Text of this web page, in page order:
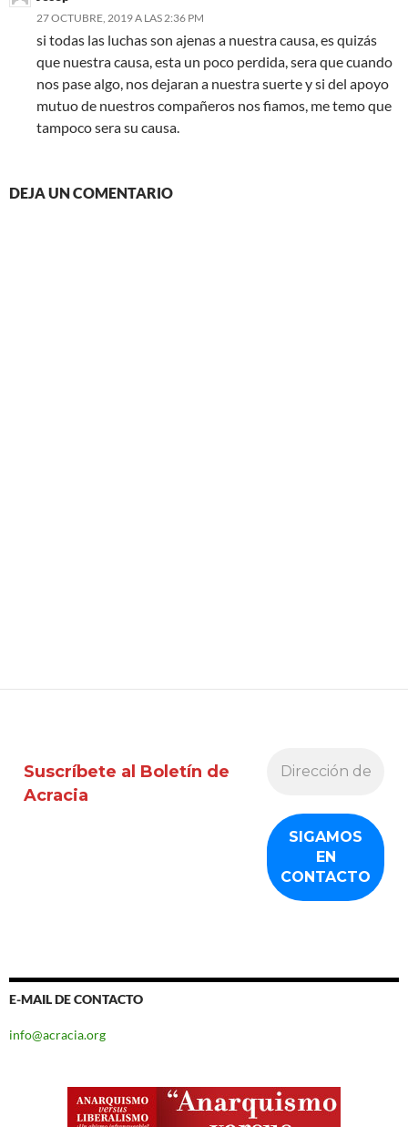
27 OCTUBRE, 2019 A LAS 2:36 PM
si todas las luchas son ajenas a nuestra causa, es quizás
que nuestra causa, esta un poco perdida, sera que cuando
nos pase algo, nos dejaran a nuestra suerte y si del apoyo
mutuo de nuestros compañeros nos fiamos, me temo que
tampoco sera su causa.
DEJA UN COMENTARIO
Suscríbete al Boletín de
Acracia
E-MAIL DE CONTACTO
info@acracia.org